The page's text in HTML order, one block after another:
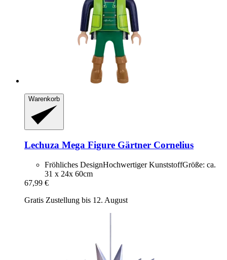
Warenkorb
Lechuza Mega Figure Gärtner Cornelius
Fröhliches DesignHochwertiger KunststoffGröße: ca.
31 x 24x 60cm
67,99 €
Gratis Zustellung bis 12. August